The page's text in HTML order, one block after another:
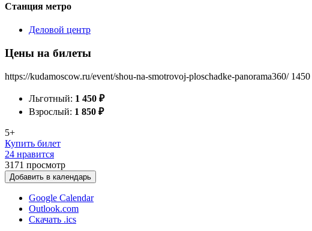
Станция метро
Деловой центр
Цены на билеты
https://kudamoscow.ru/event/shou-na-smotrovoj-ploschadke-panorama360/ 1450
Льготный: 1 450 ₽
Взрослый: 1 850 ₽
5+
Купить билет
24 нравится
3171 просмотр
Добавить в календарь
Google Calendar
Outlook.com
Скачать .ics